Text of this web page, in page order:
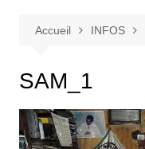
Accueil INFOS
SAM_1